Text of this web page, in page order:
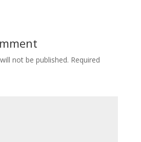
not be published. Required